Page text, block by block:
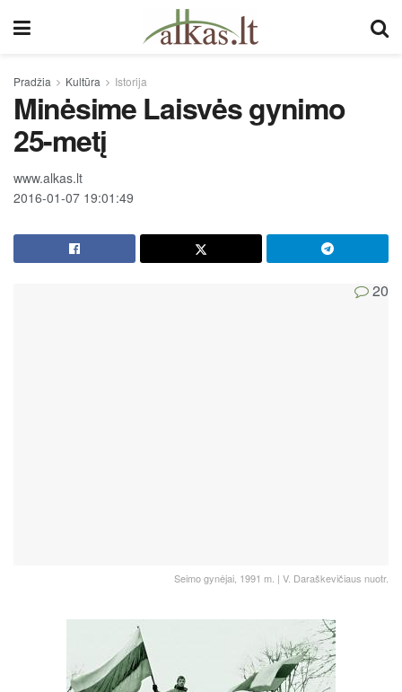
Pradžia Kultūra Istorija
Minėsime Laisvės gynimo
25-metį
www.alkas.lt
2016-01-07 19:01:49
20
Seimo gynėjai, 1991 m. | V. Daraškevičiaus nuotr.